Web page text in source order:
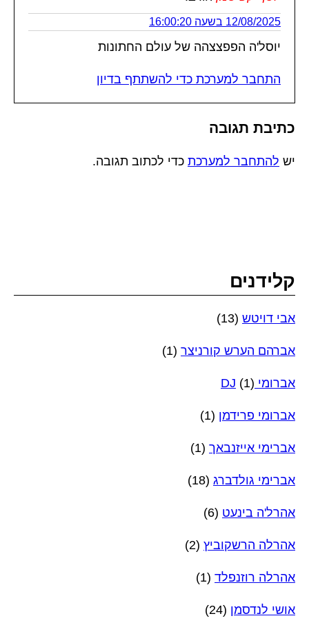
12/08/2025 בשעה 16:00:20
יוסל'ה הפפצצהה של עולם החתונות
התחבר למערכת כדי להשתתף בדיון
כתיבת תגובה
יש להתחבר למערכת כדי לכתוב תגובה.
קלידנים
אבי דויטש (13)
אברהם הערש קורניצר (1)
אברומי DJ (1)
אברומי פרידמן (1)
אברימי אייזנבאך (1)
אברימי גולדברג (18)
אהרל'ה בינעט (6)
אהרלה הרשקוביץ (2)
אהרלה רוזנפלד (1)
אושי לנדסמן (24)